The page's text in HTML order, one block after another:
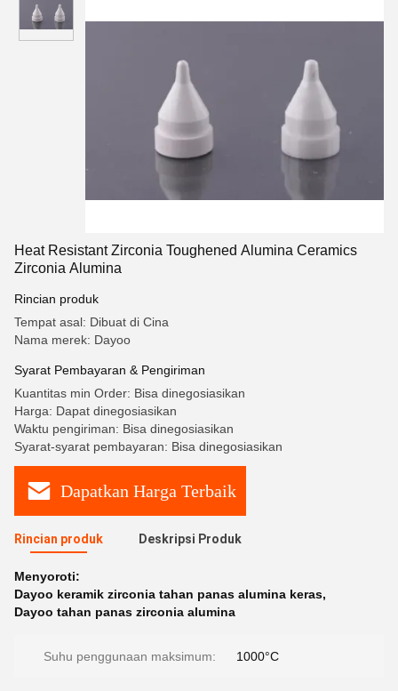
Heat Resistant Zirconia Toughened Alumina Ceramics
Zirconia Alumina
Rincian produk
Tempat asal: Dibuat di Cina
Nama merek: Dayoo
Syarat Pembayaran & Pengiriman
Kuantitas min Order: Bisa dinegosiasikan
Harga: Dapat dinegosiasikan
Waktu pengiriman: Bisa dinegosiasikan
Syarat-syarat pembayaran: Bisa dinegosiasikan
Dapatkan Harga Terbaik
Rincian produk Deskripsi Produk
Menyoroti:
Dayoo keramik zirconia tahan panas alumina keras,
Dayoo tahan panas zirconia alumina
Suhu penggunaan maksimum: 1000°C